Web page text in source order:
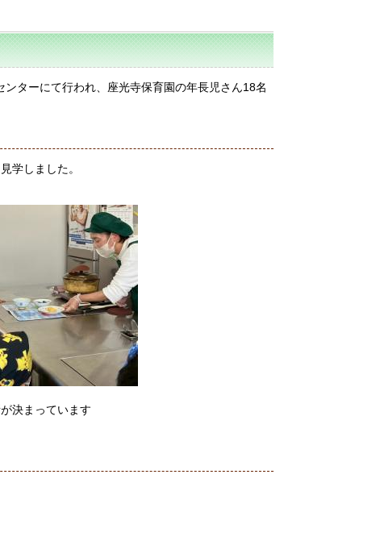
ターにて行われ、座光寺保育園の年長児さん18名
学しました。
まっています